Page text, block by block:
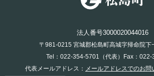
法人番号3000020044016
〒981-0215 宮城郡松島町高城字帰命院下
Tel：022-354-5701（代表）Fax：
代表メールアドレス： メールアドレスでのお問